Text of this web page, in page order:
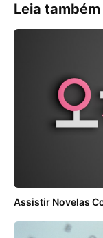
Leia também
Assistir Novelas